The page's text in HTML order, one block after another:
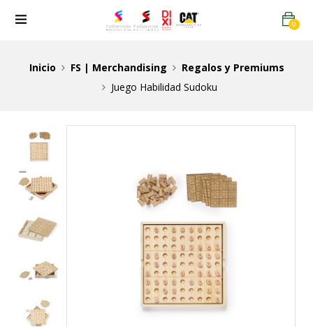
0
Inicio FS | Merchandising
Regalos y Premiums
Juego Habilidad Sudoku